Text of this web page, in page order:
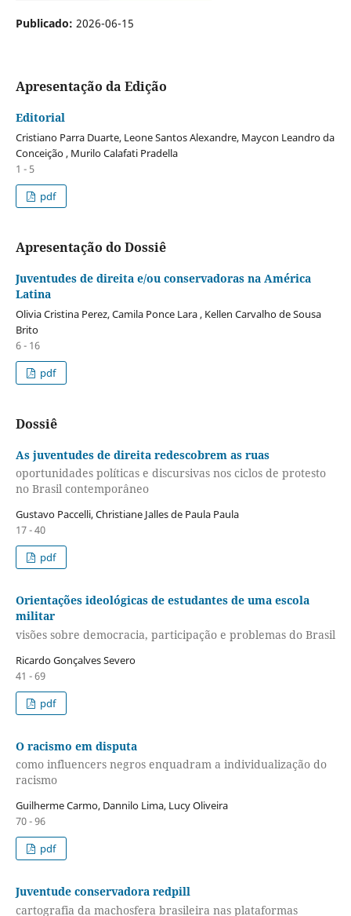
Publicado: 2026-06-15
Apresentação da Edição
Editorial
Cristiano Parra Duarte, Leone Santos Alexandre, Maycon Leandro da
Conceição , Murilo Calafati Pradella
1 - 5
pdf
Apresentação do Dossiê
Juventudes de direita e/ou conservadoras na América
Latina
Olivia Cristina Perez, Camila Ponce Lara , Kellen Carvalho de Sousa
Brito
6 - 16
pdf
Dossiê
As juventudes de direita redescobrem as ruas
oportunidades políticas e discursivas nos ciclos de protesto
no Brasil contemporâneo
Gustavo Paccelli, Christiane Jalles de Paula Paula
17 - 40
pdf
Orientações ideológicas de estudantes de uma escola
militar
visões sobre democracia, participação e problemas do Brasil
Ricardo Gonçalves Severo
41 - 69
pdf
O racismo em disputa
como influencers negros enquadram a individualização do
racismo
Guilherme Carmo, Dannilo Lima, Lucy Oliveira
70 - 96
pdf
Juventude conservadora redpill
cartografia da machosfera brasileira nas plataformas